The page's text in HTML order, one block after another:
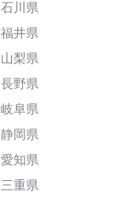
石川県
福井県
山梨県
長野県
岐阜県
静岡県
愛知県
三重県